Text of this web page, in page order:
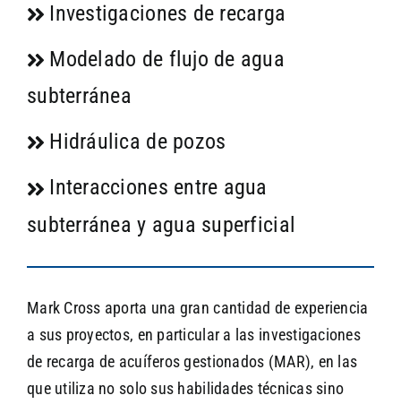
Investigaciones de recarga
Modelado de flujo de agua
subterránea
Hidráulica de pozos
Interacciones entre agua
subterránea y agua superficial
Mark Cross aporta una gran cantidad de experiencia
a sus proyectos, en particular a las investigaciones
de recarga de acuíferos gestionados (MAR), en las
que utiliza no solo sus habilidades técnicas sino